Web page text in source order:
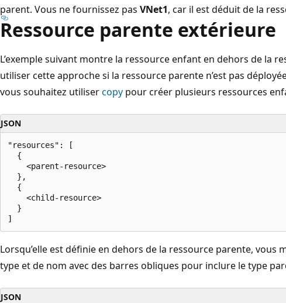
parent. Vous ne fournissez pas VNet1, car il est déduit de la
Ressource parente extérieure
L’exemple suivant montre la ressource enfant en dehors de la
utiliser cette approche si la ressource parente n’est pas
vous souhaitez utilisercopy pour créer plusieurs ressources
JSON
"resources": [
  {
    <parent-resource>
  },
  {
    <child-resource>
  }
Lorsqu’elle est définie en dehors de la ressource parente, vous
type et de nom avec des barres obliques pour inclure le type
JSON